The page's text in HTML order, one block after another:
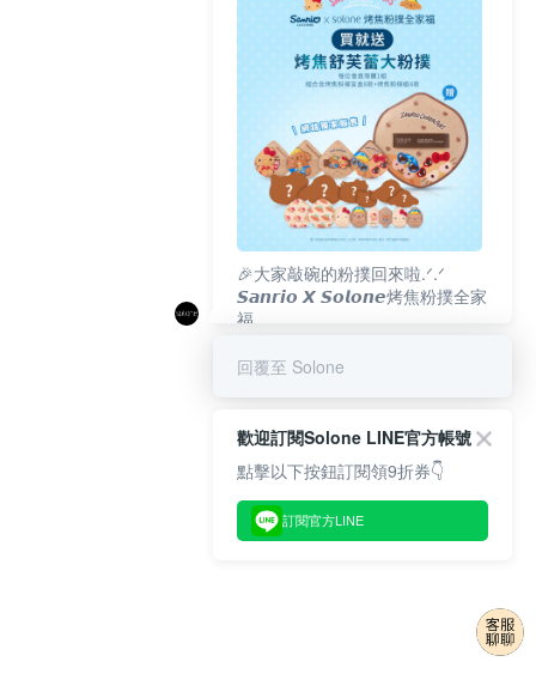
🎉大家敲碗的粉撲回來啦.ᐟ‪‪.ᐟ
𝙎𝙖𝙣𝙧𝙞𝙤 𝙓 𝙎𝙤𝙡𝙤𝙣𝙚烤焦粉撲全家
福
回覆至 Solone
歡迎訂閱Solone LINE官方帳號
點擊以下按鈕訂閱領9折券👇
訂閱官方LINE